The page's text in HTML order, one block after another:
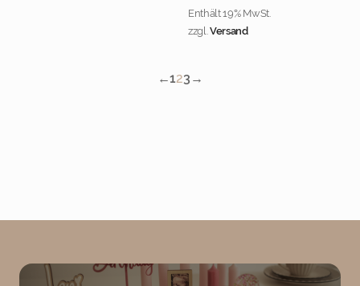
Enthält 19% MwSt.
zzgl.Versand
←123 →